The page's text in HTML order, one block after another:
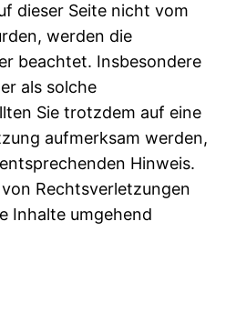
dieser Seite nicht vom
werden die
beachtet. Insbesondere
als solche
Sie trotzdem auf eine
aufmerksam werden,
Hinweis.
Rechtsverletzungen
Inhalte umgehend